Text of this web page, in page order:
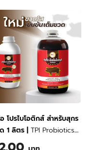
โปรไบโอติกส์ สำหรับสุกร
1 ลิตร
TPI Probiotics
1 Liter